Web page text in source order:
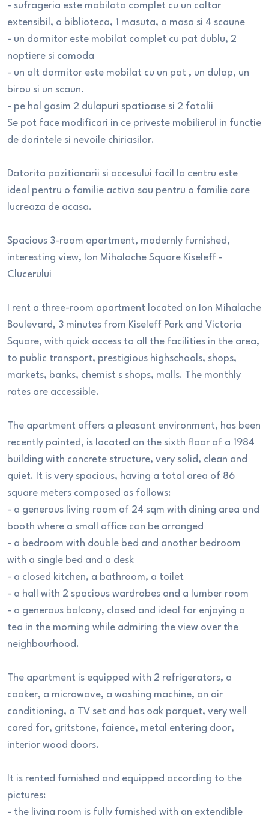
- sufrageria este mobilata complet cu un coltar
extensibil, o biblioteca, 1 masuta, o masa si 4 scaune
- un dormitor este mobilat complet cu pat dublu, 2
noptiere si comoda
- un alt dormitor este mobilat cu un pat , un dulap, un
birou si un scaun.
- pe hol gasim 2 dulapuri spatioase si 2 fotolii
Se pot face modificari in ce priveste mobilierul in functie
de dorintele si nevoile chiriasilor.
Datorita pozitionarii si accesului facil la centru este
ideal pentru o familie activa sau pentru o familie care
lucreaza de acasa.
Spacious 3-room apartment, modernly furnished,
interesting view, Ion Mihalache Square Kiseleff -
Clucerului
I rent a three-room apartment located on Ion Mihalache
Boulevard, 3 minutes from Kiseleff Park and Victoria
Square, with quick access to all the facilities in the area,
to public transport, prestigious highschools, shops,
markets, banks, chemist s shops, malls. The monthly
rates are accessible.
The apartment offers a pleasant environment, has been
recently painted, is located on the sixth floor of a 1984
building with concrete structure, very solid, clean and
quiet. It is very spacious, having a total area of 86
square meters composed as follows:
- a generous living room of 24 sqm with dining area and
booth where a small office can be arranged
- a bedroom with double bed and another bedroom
with a single bed and a desk
- a closed kitchen, a bathroom, a toilet
- a hall with 2 spacious wardrobes and a lumber room
- a generous balcony, closed and ideal for enjoying a
tea in the morning while admiring the view over the
neighbourhood.
The apartment is equipped with 2 refrigerators, a
cooker, a microwave, a washing machine, an air
conditioning, a TV set and has oak parquet, very well
cared for, gritstone, faience, metal entering door,
interior wood doors.
It is rented furnished and equipped according to the
pictures:
- the living room is fully furnished with an extendible